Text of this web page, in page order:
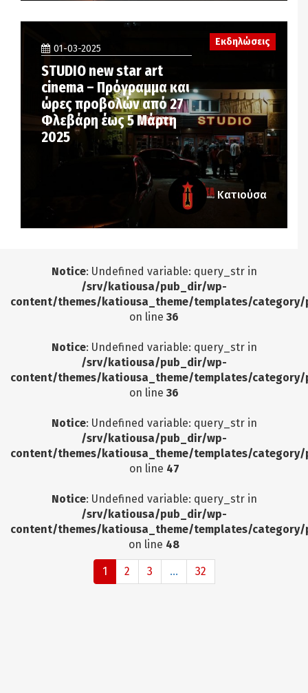
01-03-2025
STUDIO new star art
cinema – Πρόγραμμα και
ώρες προβολών από 27
Φλεβάρη έως 5 Μάρτη
2025
Εκδηλώσεις
Κατιούσα
Notice: Undefined variable: query_str in
/srv/katiousa/pub_dir/wp-
content/themes/katiousa_theme/templates/
on line 36
Notice: Undefined variable: query_str in
/srv/katiousa/pub_dir/wp-
content/themes/katiousa_theme/templates/
on line 36
Notice: Undefined variable: query_str in
/srv/katiousa/pub_dir/wp-
content/themes/katiousa_theme/templates/
on line 47
Notice: Undefined variable: query_str in
/srv/katiousa/pub_dir/wp-
content/themes/katiousa_theme/templates/
on line 48
1 2 3 ... 32